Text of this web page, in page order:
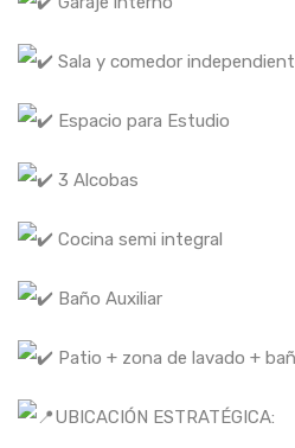
Sala y comedor
Espacio para Estudio
3 Alcobas
Cocina semi integral
Baño Auxiliar
Patio + zona de lavado +
UBICACIÓN ESTRATÉGICA: